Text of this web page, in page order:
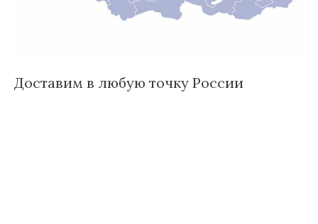
Доставим в любую точку России